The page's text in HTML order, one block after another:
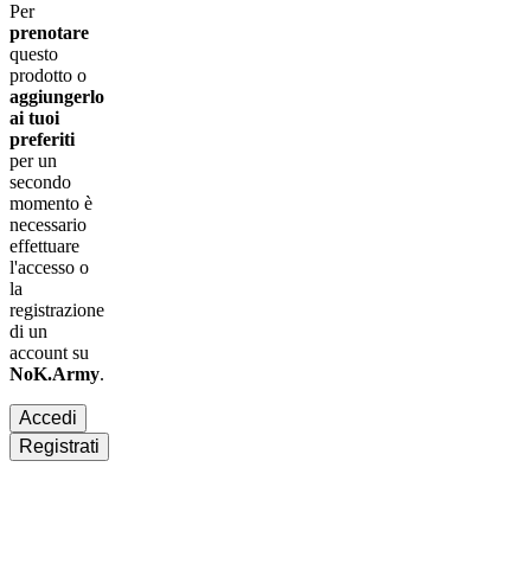
Per
prenotare
questo
prodotto o
aggiungerlo
ai tuoi
preferiti
per un
secondo
momento è
necessario
effettuare
l'accesso o
la
registrazione
di un
account su
NoK.Army.
Accedi
Registrati